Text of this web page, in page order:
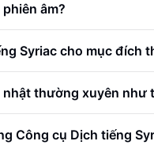
âm?
Syriac cho mục đích
thường xuyên như
Công cụ Dịch tiếng